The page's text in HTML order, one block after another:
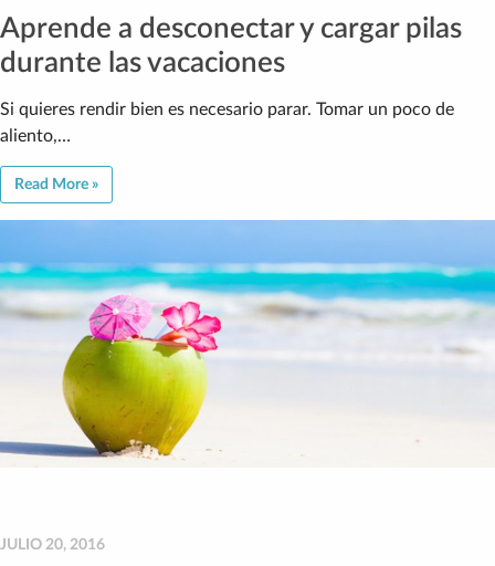
Aprende a desconectar y cargar pilas
durante las vacaciones
Si quieres rendir bien es necesario parar. Tomar un poco de
aliento,…
Read More »
JULIO 20, 2016